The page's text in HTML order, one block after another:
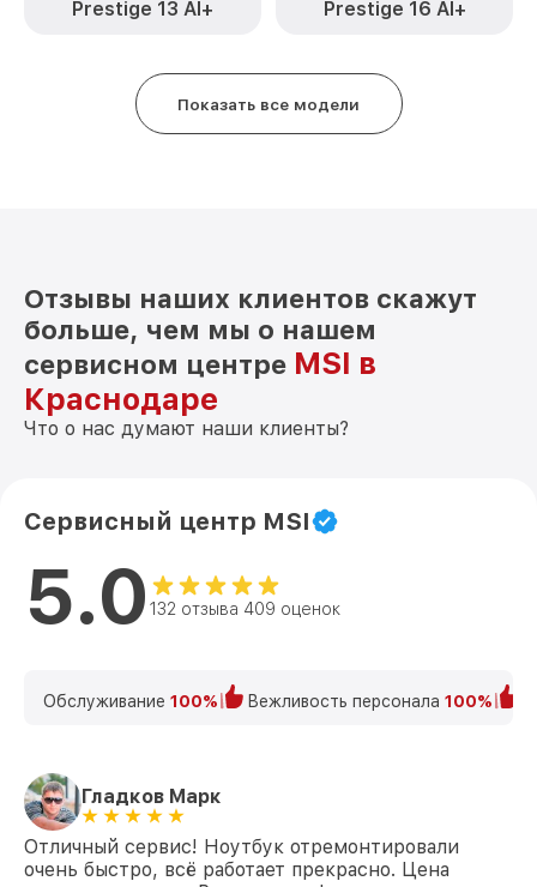
Замена шлейфа матрицы 14 C12M230RU
Замена аккумулятора 14 C12M230RU MSI от 690₽
Замена HDMI 14 C12M230RU MSI
Prestige 13 AI+ Prestige 16 AI+
Показать все модели
Отзывы наших клиентов скажут
больше, чем мы о нашем
сервисном центре MSI в
Краснодаре
Что о нас думают наши клиенты?
Сервисный центр MSI
5.0 132 отзыва 409 оценок
Обслуживание 100% Вежливость персонала 100%
Гладков Марк
Отличный сервис! Ноутбук отремонтировали
очень быстро, всё работает прекрасно. Цена